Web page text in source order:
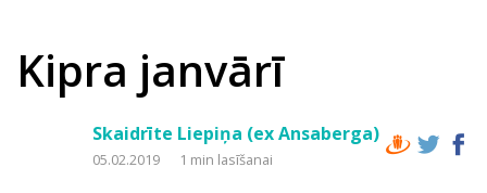
Kipra janvārī
Skaidrīte Liepiņa (ex Ansaberga)
05.02.2019 1 min lasīšanai